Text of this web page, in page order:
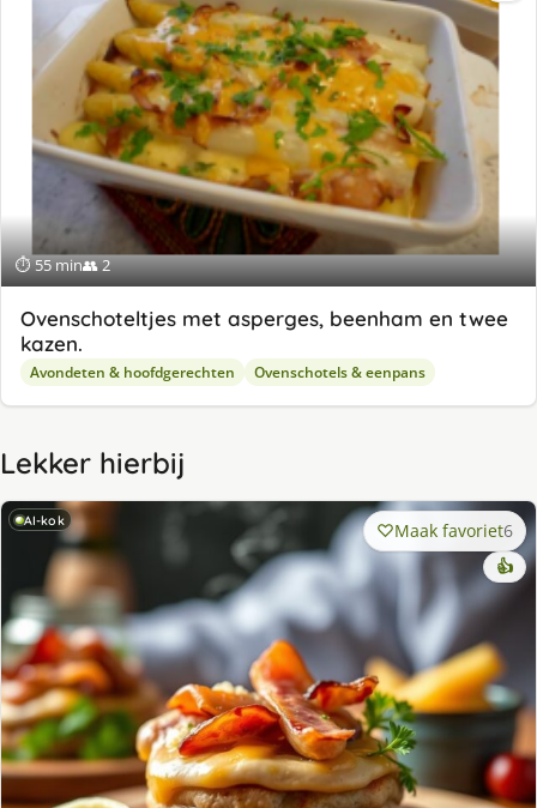
⏱ 55 min👥 2
Ovenschoteltjes met asperges, beenham en twee
kazen.
Avondeten & hoofdgerechten Ovenschotels & eenpans
Lekker hierbij
AI-kok Maak favoriet6
👍